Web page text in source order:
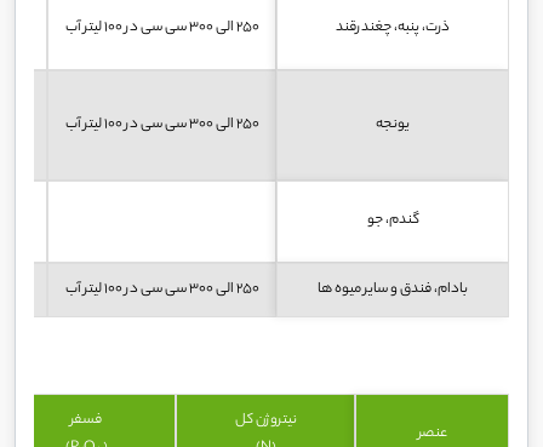
ذرت، پنبه، چغندرقند 250 الی 300 سی سی در 100 لیتر آب
یونجه 250 الی 300 سی سی در 100 لیتر آب
گندم، جو
بادام، فندق و سایر میوه ها 250 الی 300 سی سی در 100 لیتر آب
عنصر
نیتروژن کل
فسفر